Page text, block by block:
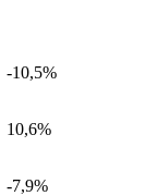
-10,5%
10,6%
-7,9%